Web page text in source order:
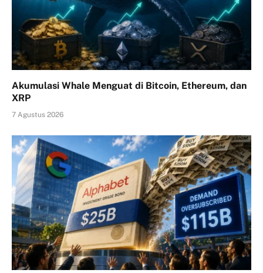
Akumulasi Whale Menguat di Bitcoin, Ethereum, dan
XRP
7 Agustus 2026